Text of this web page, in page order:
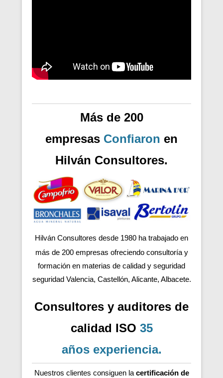
Más de 200
empresas Confiaron en
Hilván Consultores.
Hilván Consultores desde 1980 ha trabajado en
más de 200 empresas ofreciendo consultoría y
formación en materias de calidad y seguridad
seguridad Valencia, Castellón, Alicante, Albacete.
Consultores y auditores de
calidad ISO 35
años experiencia.
Nuestros clientes consiguen la certificación de